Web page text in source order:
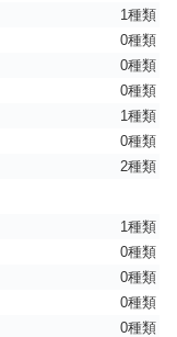
1種類
0種類
0種類
0種類
1種類
0種類
2種類
1種類
0種類
0種類
0種類
0種類